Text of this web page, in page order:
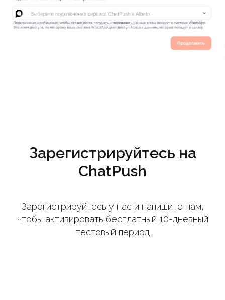
Зарегистрируйтесь на
ChatPush
Зарегистрируйтесь у нас и напишите нам,
чтобы активировать бесплатный 10-дневный
тестовый период